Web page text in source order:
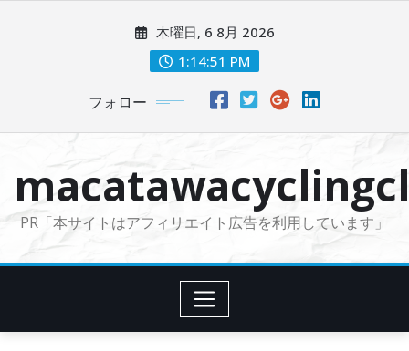
に
木曜日, 6 8月 2026
1:14:53 PM
フォロー
PR「本サイトはアフィリエイト広告を利用しています」